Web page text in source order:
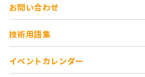
お問い合わせ
技術用語集
イベントカレンダー